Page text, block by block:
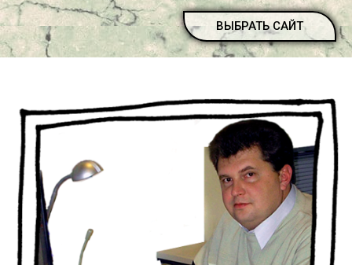
ВЫБРАТЬ САЙТ